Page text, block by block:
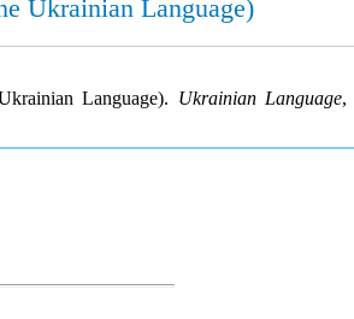
Ukrainian Language)
Language). Ukrainian Language,